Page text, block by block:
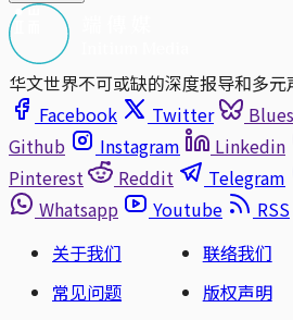
华文世界不可或缺的深度报导和多元
Facebook
Twitter
Github
Instagram Linkedin
Pinterest
Reddit Telegram
Whatsapp
Youtube
RSS
关于我们
联络我们
常见问题
版权声明